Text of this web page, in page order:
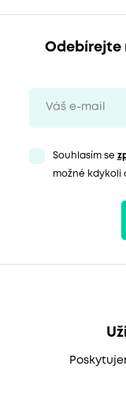
Odebírejte
Souhlasím se
možné kdykoli